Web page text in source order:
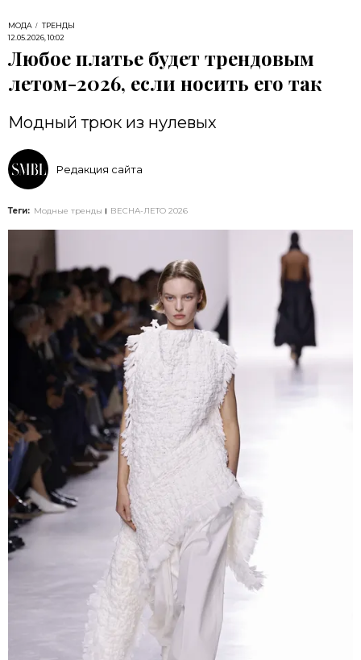
МОДА
ТРЕНДЫ
12.05.2026, 10:02
Любое платье будет трендовым
летом-2026, если носить его так
Модный трюк из нулевых
Редакция сайта
Теги: Модные тренды ВЕСНА-ЛЕТО 2026